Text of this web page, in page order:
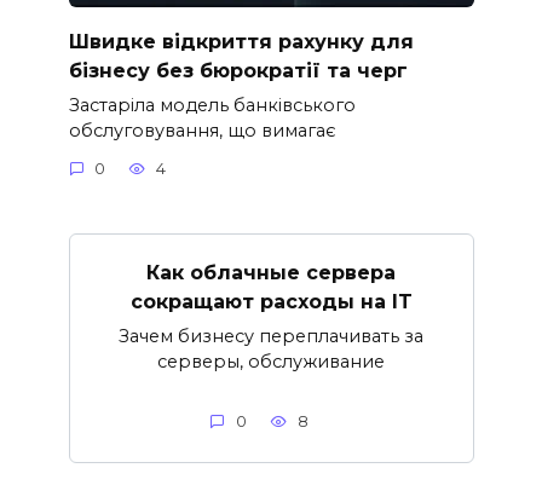
Швидке відкриття рахунку для
бізнесу без бюрократії та черг
Застаріла модель банківського
обслуговування, що вимагає
0 4
Как облачные сервера
сокращают расходы на IT
Зачем бизнесу переплачивать за
серверы, обслуживание
0 8